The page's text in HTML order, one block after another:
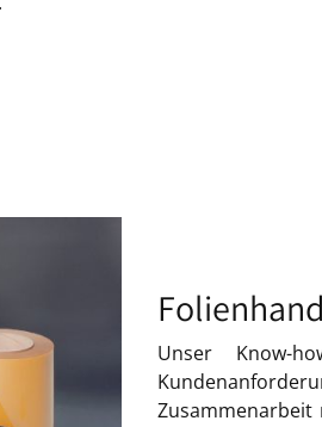
Unser Know-